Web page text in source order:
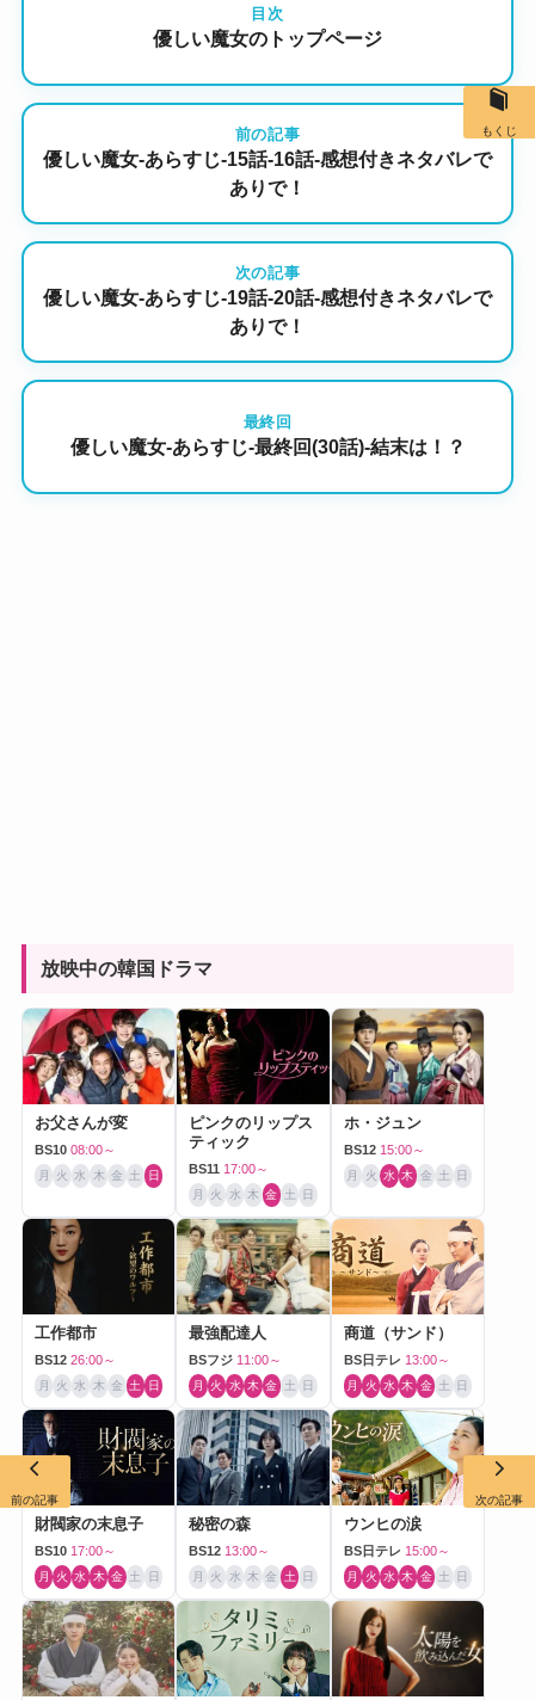
目次
優しい魔女のトップページ
前の記事
優しい魔女-あらすじ-15話-16話-感想付きネタバレで
ありで！
次の記事
優しい魔女-あらすじ-19話-20話-感想付きネタバレで
ありで！
最終回
優しい魔女-あらすじ-最終回(30話)-結末は！？
放映中の韓国ドラマ
お父さんが変
BS10 08:00～
月 火 水 木 金 土 日
ピンクのリップス
ティック
BS11 17:00～
月 火 水 木 金 土 日
ホ・ジュン
BS12 15:00～
月 火 水 木 金 土 日
工作都市
BS12 26:00～
月 火 水 木 金 土 日
最強配達人
BSフジ 11:00～
月 火 水 木 金 土 日
商道（サンド）
BS日テレ 13:00～
月 火 水 木 金 土 日
財閥家の末息子
BS10 17:00～
月 火 水 木 金 土 日
秘密の森
BS12 13:00～
月 火 水 木 金 土 日
ウンヒの涙
BS日テレ 15:00～
月 火 水 木 金 土 日
前の記事 次の記事
もくじ